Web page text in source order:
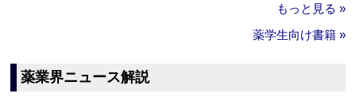
もっと見る »
薬学生向け書籍 »
薬業界ニュース解説